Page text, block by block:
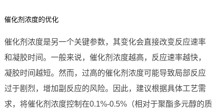
催化剂浓度的优化
催化剂浓度是另一个关键参数，其变化会直接改变反应速率
和凝胶时间。一般来说，催化剂浓度越高，反应速率越快，
凝胶时间越短。然而，过高的催化剂浓度可能导致局部反应
过于剧烈，增加副反应的风险。因此，建议根据具体工艺需
求，将催化剂浓度控制在0.1%-0.5%（相对于聚酯多元醇的质